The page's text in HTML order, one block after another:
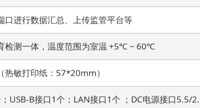
口进行数据汇总、上传监管平台等
检测一体，温度范围为室温 +5℃ ~ 60℃
热敏打印纸：57*20mm）
USB-B接口1个；LAN接口1个 ；DC电源接口5.5/